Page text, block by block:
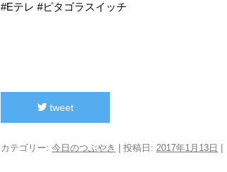
#Eテレ #ピタゴラスイッチ
tweet
カテゴリー: 今日のつぶやき | 投稿日: 2017年1月13日